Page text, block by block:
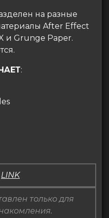
на разные
After Effect
и Grunge Paper.
:
LINK
только для